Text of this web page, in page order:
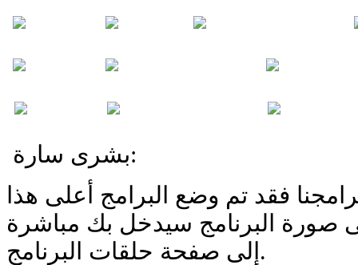
بشرى سارة:
فقد تم وضع البرامج أعلى هذا
صورة البرنامج سيدخل بك مباشرة
إلى صفحة حلقات البرنامج.